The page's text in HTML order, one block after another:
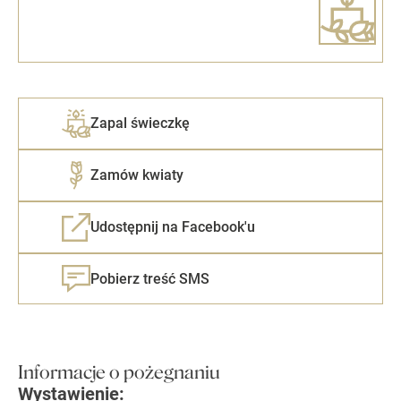
Zapal świeczkę
Zamów kwiaty
Udostępnij na Facebook'u
Pobierz treść SMS
Informacje o pożegnaniu
Wystawienie: